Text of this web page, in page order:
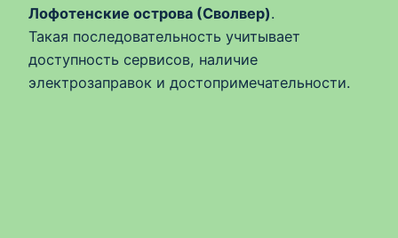
Лофотенские острова (Сволвер).
Такая последовательность учитывает
доступность сервисов, наличие
электрозаправок и достопримечательности.